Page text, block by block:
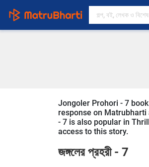
Jongoler Prohori - 7
response on
- 7 is also popular in
access to this story.
জঙ্গলের প্রহরী - 7